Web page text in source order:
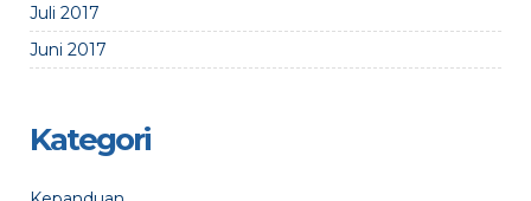
Juli 2017
Juni 2017
Kategori